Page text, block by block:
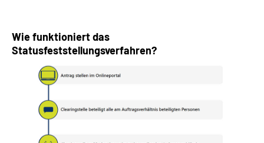
Wie funktioniert das
Statusfeststellungsverfahren?